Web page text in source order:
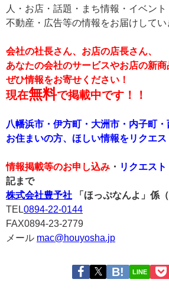
人・お店・話題・まち情報・イベント
不動産・広告等の情報をお届けしてい
会社の社長さん、お店の店長さん、
あなたの会社のサービスやお店の新
ぜひ情報をお寄せください！
現在無料で掲載中です！！
八幡浜市・伊方町・大洲市・内子町
お住まいの方、ほしい情報をリクエス
情報掲載等のお申し込み ・ リクエスト
記まで
株式会社豊予社 「ほっぷなんよ」係
TEL0894-22-0144
FAX0894-23-2779
メール mac@houyosha.jp
LINE